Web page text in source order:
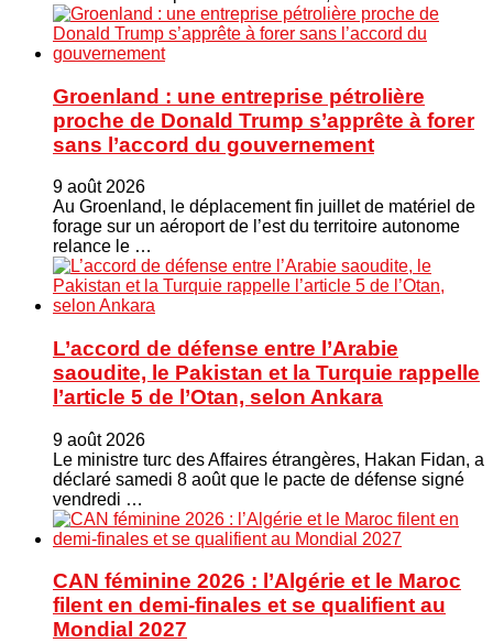
Groenland : une entreprise pétrolière
proche de Donald Trump s’apprête à forer
sans l’accord du gouvernement
9 août 2026
Au Groenland, le déplacement fin juillet de matériel de
forage sur un aéroport de l’est du territoire autonome
relance le …
L’accord de défense entre l’Arabie
saoudite, le Pakistan et la Turquie rappelle
l’article 5 de l’Otan, selon Ankara
9 août 2026
Le ministre turc ⁠des Affaires étrangères, Hakan ​Fidan, a
déclaré samedi 8 août que le pacte de défense signé
vendredi …
CAN féminine 2026 : l’Algérie et le Maroc
filent en demi-finales et se qualifient au
Mondial 2027